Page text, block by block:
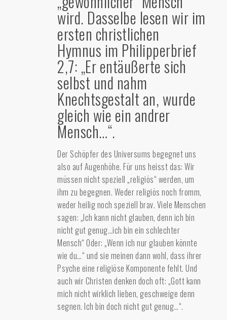
wird. Dasselbe lesen wir im
ersten christlichen
Hymnus im Philipperbrief
2,7: „Er entäußerte sich
selbst und nahm
Knechtsgestalt an, wurde
gleich wie ein andrer
Mensch…“.
Der Schöpfer des Universums begegnet uns
also auf Augenhöhe. Für uns heisst das: Wir
müssen nicht speziell „religiös“ werden, um
ihm zu begegnen. Weder religiös noch fromm,
weder heilig noch speziell brav. Viele Menschen
sagen: „Ich kann nicht glauben, denn ich bin
nicht gut genug…ich bin ein schlechter
Mensch“ Oder: „Wenn ich nur glauben könnte
wie du…“ und sie meinen dann wohl, dass ihrer
Psyche eine religiöse Komponente fehlt. Und
auch wir Christen denken doch oft: „Gott kann
mich nicht wirklich lieben, geschweige denn
segnen. Ich bin doch nicht gut genug…“.